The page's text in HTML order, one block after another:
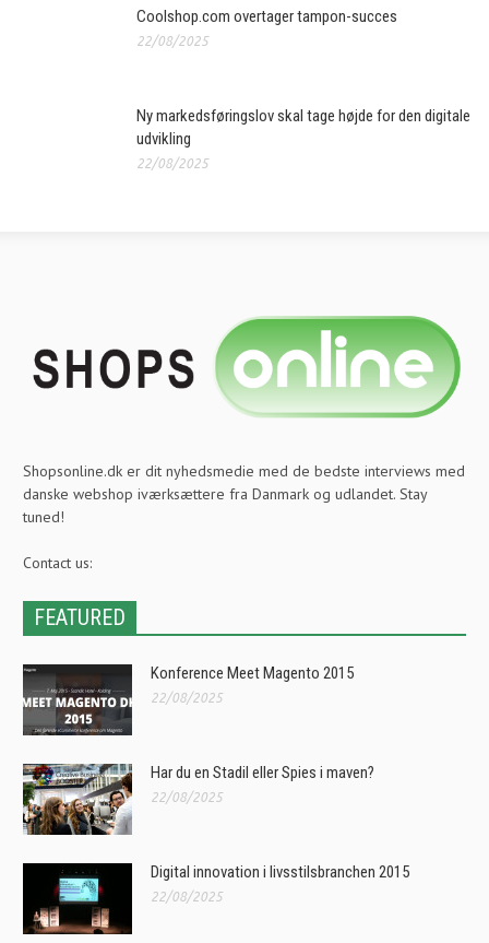
Coolshop.com overtager tampon-succes
22/08/2025
Ny markedsføringslov skal tage højde for den digitale
udvikling
22/08/2025
Shopsonline.dk er dit nyhedsmedie med de bedste interviews med
danske webshop iværksættere fra Danmark og udlandet. Stay
tuned!
Contact us:
FEATURED
Konference Meet Magento 2015
22/08/2025
Har du en Stadil eller Spies i maven?
22/08/2025
Digital innovation i livsstilsbranchen 2015
22/08/2025